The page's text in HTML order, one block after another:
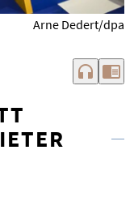
Arne Dedert/dpa
headphones chrome_reader_mode